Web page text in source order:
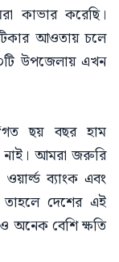
কাভার করেছি।
আওতায় চলে
উপজেলায় এখন
ছয় বছর হাম
নাই। আমরা জরুরি
ব্যাংক এবং
দেশের এই
অনেক বেশি ক্ষতি